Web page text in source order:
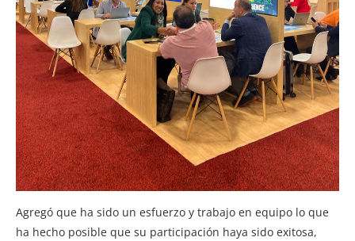
Agregó que ha sido un esfuerzo y trabajo en equipo lo que
ha hecho posible que su participación haya sido exitosa,